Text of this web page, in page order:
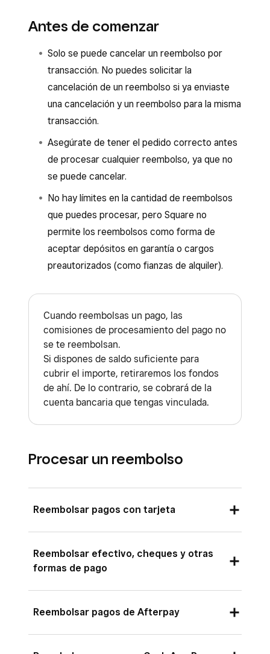
Antes de comenzar
Solo se puede cancelar un reembolso por
transacción. No puedes solicitar la
cancelación de un reembolso si ya enviaste
una cancelación y un reembolso para la misma
transacción.
Asegúrate de tener el pedido correcto antes
de procesar cualquier reembolso, ya que no
se puede cancelar.
No hay límites en la cantidad de reembolsos
que puedes procesar, pero Square no
permite los reembolsos como forma de
aceptar depósitos en garantía o cargos
preautorizados (como fianzas de alquiler).
Cuando reembolsas un pago, las
comisiones de procesamiento del pago no
se te reembolsan.
Si dispones de saldo suficiente para
cubrir el importe, retiraremos los fondos
de ahí. De lo contrario, se cobrará de la
cuenta bancaria que tengas vinculada.
Procesar un reembolso
Reembolsar pagos con tarjeta
Inicia sesión en la aplicación Punto de venta
Selecciona el pago que quieres reembolsar.
tarjeta, teléfono, nombre del cliente,
Reembolsar efectivo, cheques y otras
formas de pago
reembolsar pagos con efectivo, cheques y
otras formas de pago en el transcurso de un
Reembolsar pagos de Afterpay